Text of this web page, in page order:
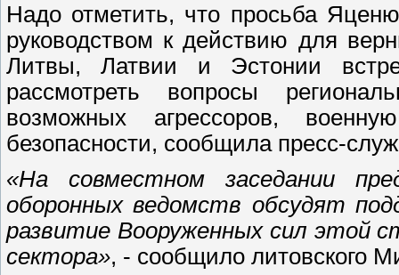
Надо отметить, что просьба
руководством к действию для
Литвы, Латвии и Эстонии
рассмотреть вопросы
возможных агрессоров,
безопасности, сообщила пресс-
«На совместном заседании
оборонных ведомств обсудят
развитие Вооруженных сил этой
сектора», - сообщило литовского